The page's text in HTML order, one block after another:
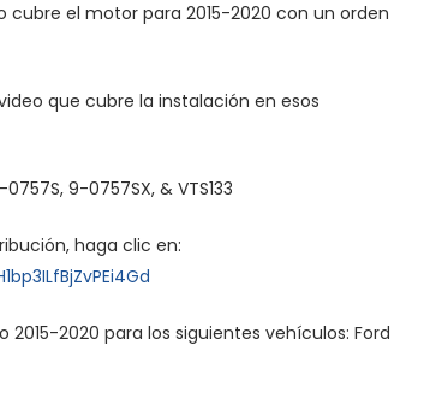
cubre el motor para 2015-2020 con un orden
que cubre la instalación en esos
9-0757SX, & VTS133
haga clic en:
2020 para los siguientes vehículos: Ford